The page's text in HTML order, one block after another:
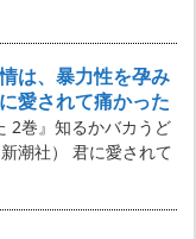
は、暴力性を孕み
愛されて痛かった
2巻』知るかバカうど
潮社） 君に愛されて